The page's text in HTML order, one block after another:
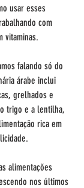
usar esses
com
vitaminas.
falando só do
árabe inclui
grelhados e
trigo e a lentilha,
rica em
alimentações
nos últimos